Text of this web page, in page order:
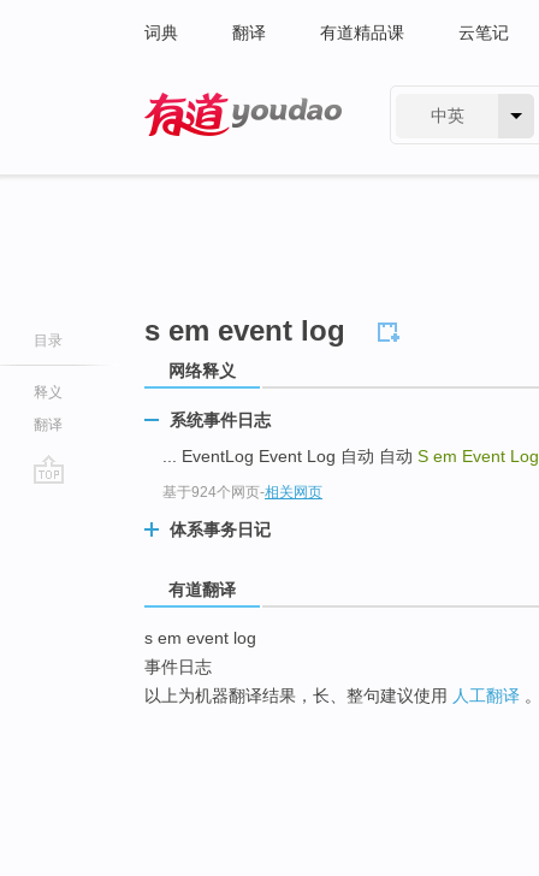
词典 翻译 有道精品课 云笔记
中英
目录
释义
翻译
s em event log
网络释义
系统事件日志
... EventLog Event Log 自动 自动 S em Event
基于924个网页-相关网页
体系事务日记
有道翻译
s em event log
事件日志
以上为机器翻译结果，长、整句建议使用 人工翻译